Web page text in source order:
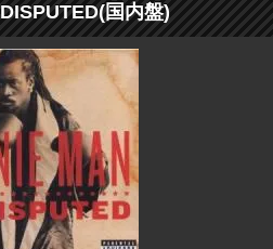
国内盤)